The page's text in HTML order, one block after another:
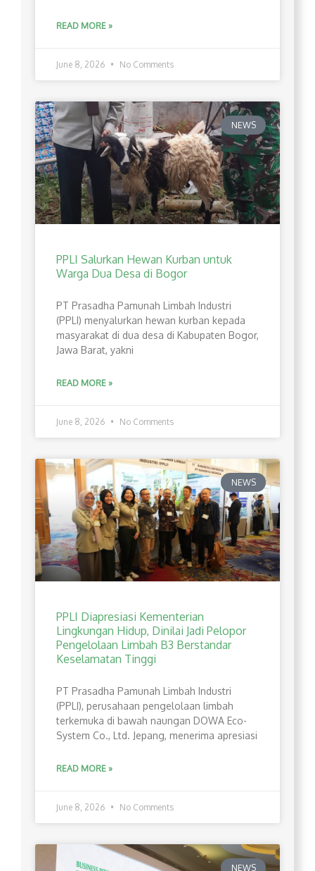
READ MORE »
June 8, 2026 No Comments
NEWS
PPLI Salurkan Hewan Kurban untuk
Warga Dua Desa di Bogor
PT Prasadha Pamunah Limbah Industri
(PPLI) menyalurkan hewan kurban kepada
masyarakat di dua desa di Kabupaten Bogor,
Jawa Barat, yakni
READ MORE »
June 8, 2026 No Comments
NEWS
PPLI Diapresiasi Kementerian
Lingkungan Hidup, Dinilai Jadi Pelopor
Pengelolaan Limbah B3 Berstandar
Keselamatan Tinggi
PT Prasadha Pamunah Limbah Industri
(PPLI), perusahaan pengelolaan limbah
terkemuka di bawah naungan DOWA Eco-
System Co., Ltd. Jepang, menerima apresiasi
READ MORE »
June 8, 2026 No Comments
NEWS